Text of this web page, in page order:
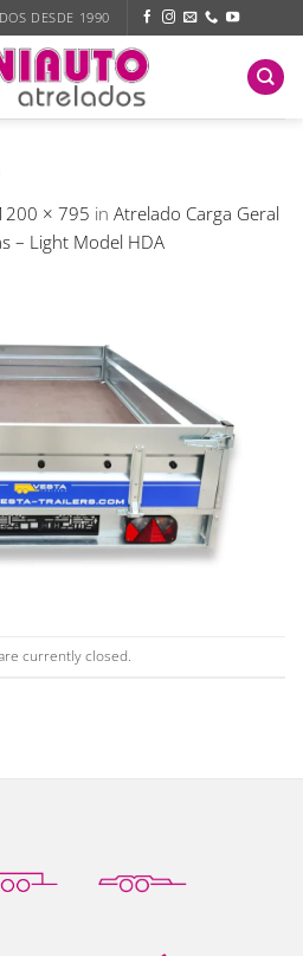
DESDE 1990
× 795 in Atrelado Carga Geral
– Light Model HDA
currently closed.